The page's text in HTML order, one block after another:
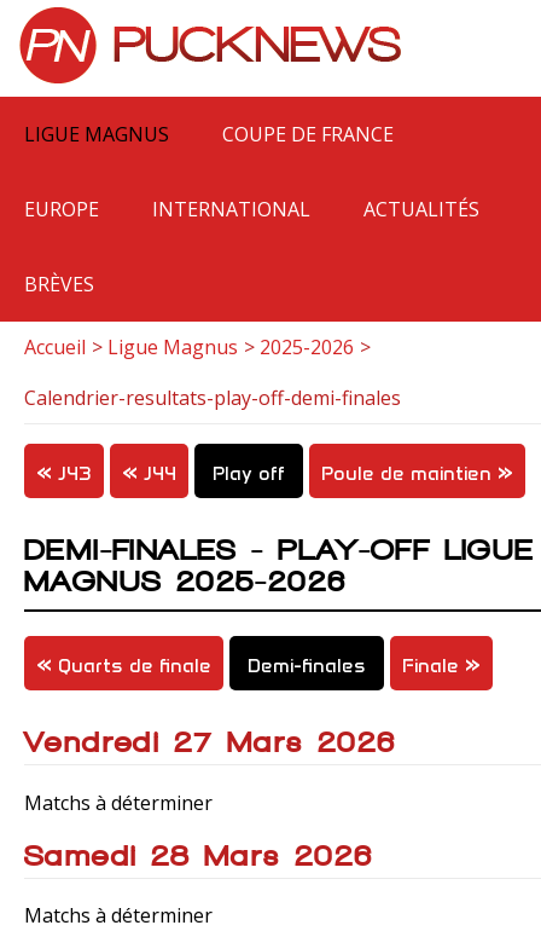
LIGUE MAGNUS COUPE DE FRANCE
EUROPE INTERNATIONAL ACTUALITÉS
BRÈVES
Accueil Ligue Magnus
2025-2026
Calendrier-resultats-play-off-demi-finales
J43 J44 Play off Poule de maintien
DEMI-FINALES - PLAY-OFF LIGUE
MAGNUS 2025-2026
Quarts de finale Demi-finales Finale
Vendredi 27 Mars 2026
Matchs à déterminer
Samedi 28 Mars 2026
Matchs à déterminer